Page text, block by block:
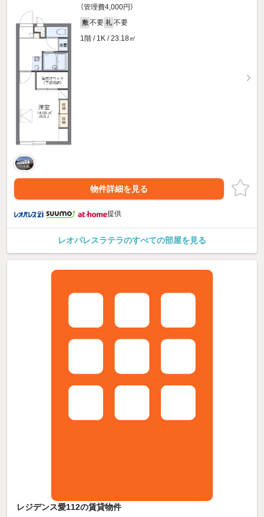
（管理費4,000円）
敷 不要 礼 不要
1階 / 1K / 23.18㎡
物件詳細を見る
提供
レオパレスラテラのすべての部屋を見る
レジデンス愛112の賃貸物件